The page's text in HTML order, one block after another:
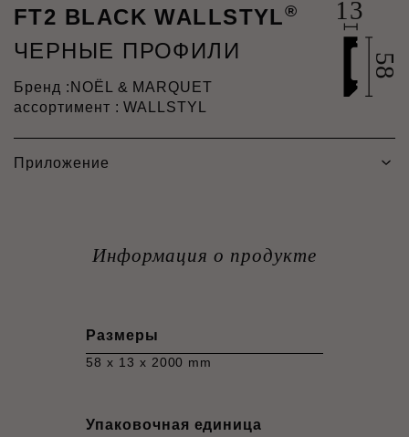
FT2 BLACK WALLSTYL®
ЧЕРНЫЕ ПРОФИЛИ
Бренд : NOËL & MARQUET
ассортимент : WALLSTYL
Приложение
Информация о продукте
Размеры
58 x 13 x 2000 mm
Упаковочная единица